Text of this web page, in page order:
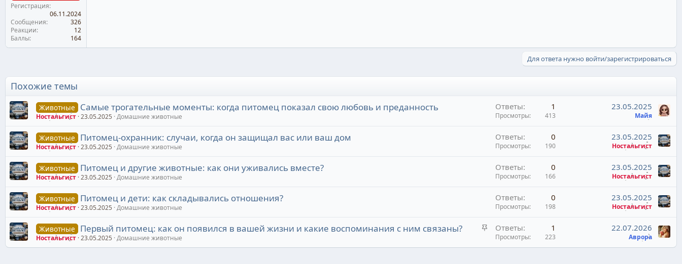
Регистрация
06.11.2024
Сообщения
326
Реакции
12
Баллы
164
Для ответа нужно войти/зарегистрироваться
Похожие темы
Животные Самые трогательные моменты: когда питомец показал свою любовь и преданность
Ностальгист 23.05.2025 Домашние животные
Ответы 1
Просмотры 413
23.05.2025
Майя
Животные Питомец-охранник: случаи, когда он защищал вас или ваш дом
Ностальгист 23.05.2025 Домашние животные
Ответы 0
Просмотры 190
23.05.2025
Ностальгист
Животные Питомец и другие животные: как они уживались вместе?
Ностальгист 23.05.2025 Домашние животные
Ответы 0
Просмотры 166
23.05.2025
Ностальгист
Животные Питомец и дети: как складывались отношения?
Ностальгист 23.05.2025 Домашние животные
Ответы 0
Просмотры 198
23.05.2025
Ностальгист
З
к
Животные Первый питомец: как он появился в вашей жизни и какие воспоминания с ним связаны?
Ностальгист 23.05.2025 Домашние животные
Ответы 1
Просмотры 223
22.07.2026
Аврора